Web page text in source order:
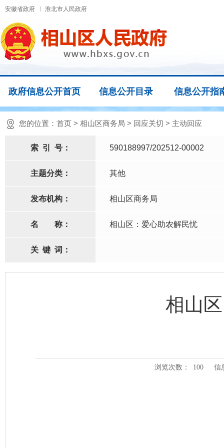
安徽省政府 淮北市人民政府
政府信息公开首页 信息公开目录 信息公开指
您的位置： 首页 > 相山区商务局 > 回应关切 > 主动回应
索 引 号： 590188997/202512-00002
主题分类： 其他
发布机构： 相山区商务局
名 称： 相山区：爱心助农解民忧
关 键 词：
相山
浏览次数： 100 信